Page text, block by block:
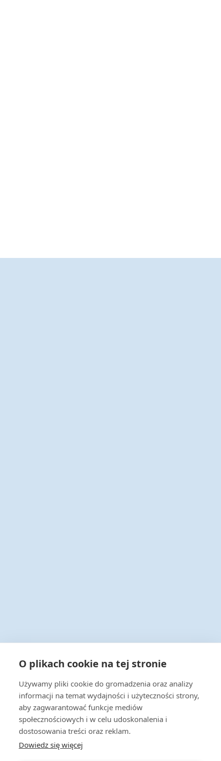
+48 22 538 43 00
Napisz do nas
handel@actus-info.pl
Biuro
Wrocław, ul. Borowska 283B
O plikach cookie na tej stronie
Używamy pliki cookie do gromadzenia oraz analizy
informacji na temat wydajności i użyteczności strony,
aby zagwarantować funkcje mediów
społecznościowych i w celu udoskonalenia i
dostosowania treści oraz reklam.
Dowiedz się więcej